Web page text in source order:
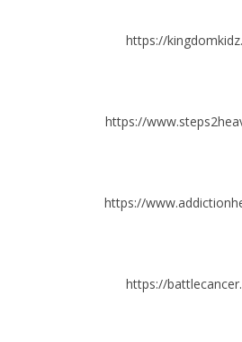
https://
https://
https://
https://